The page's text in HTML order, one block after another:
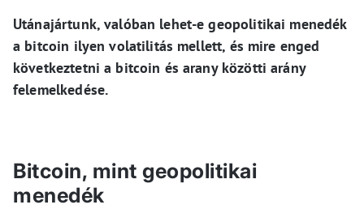
Utánajártunk, valóban lehet-e geopolitikai menedék
a bitcoin ilyen volatilitás mellett, és mire enged
következtetni a bitcoin és arany közötti arány
felemelkedése.
Bitcoin, mint geopolitikai
menedék